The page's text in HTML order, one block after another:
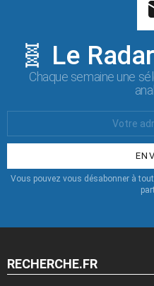
🧬 Le
Chaque semaine une
:
Vous pouvez vous désabonner à
RECHERCHE.FR